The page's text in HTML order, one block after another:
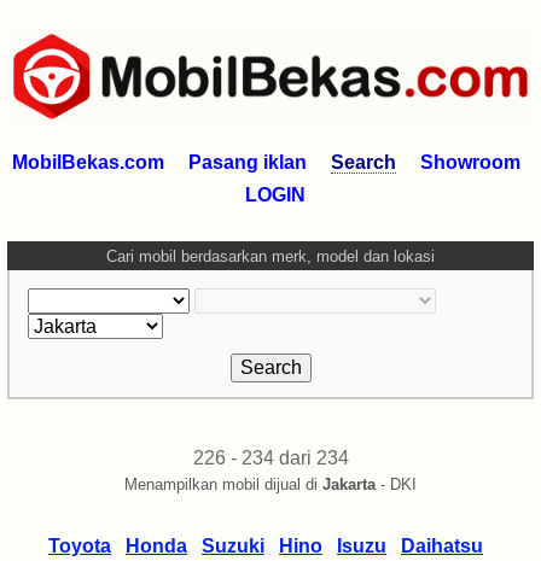
MobilBekas.com Pasang iklan Search
Showroom
LOGIN
Cari mobil berdasarkan merk, model dan lokasi
226 - 234 dari 234
Menampilkan mobil dijual di Jakarta- DKI
Toyota Honda Suzuki Hino Isuzu
Daihatsu